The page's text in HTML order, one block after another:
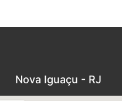
Nova Iguaçu - RJ